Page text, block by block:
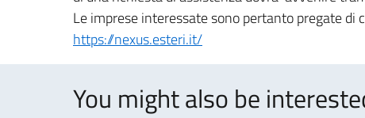
Le imprese interessate sono pertanto pregate di
https://nexus.esteri.it/
You might also be